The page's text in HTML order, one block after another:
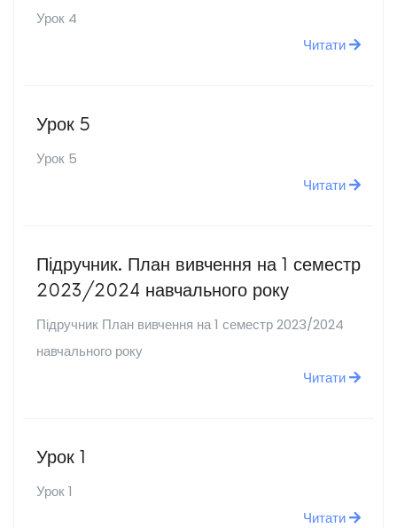
Урок 4
Читати
Урок 5
Урок 5
Читати
Підручник. План вивчення на 1 семестр
2023/2024 навчального року
Підручник План вивчення на 1 семестр 2023/2024
навчального року
Читати
Урок 1
Урок 1
Читати